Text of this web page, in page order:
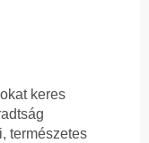
keres
természetes